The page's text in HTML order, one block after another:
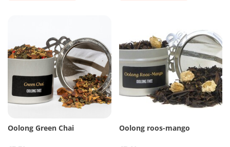
Oolong Green Chai Oolong roos-mango